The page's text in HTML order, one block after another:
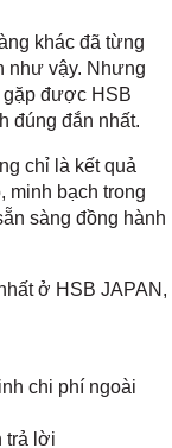
khác đã từng
như vậy. Nhưng
gặp được HSB
đúng đắn nhất.
chỉ là kết quả
bạch trong
sàng đồng hành
ở HSB JAPAN,
chi phí ngoài
trả lời